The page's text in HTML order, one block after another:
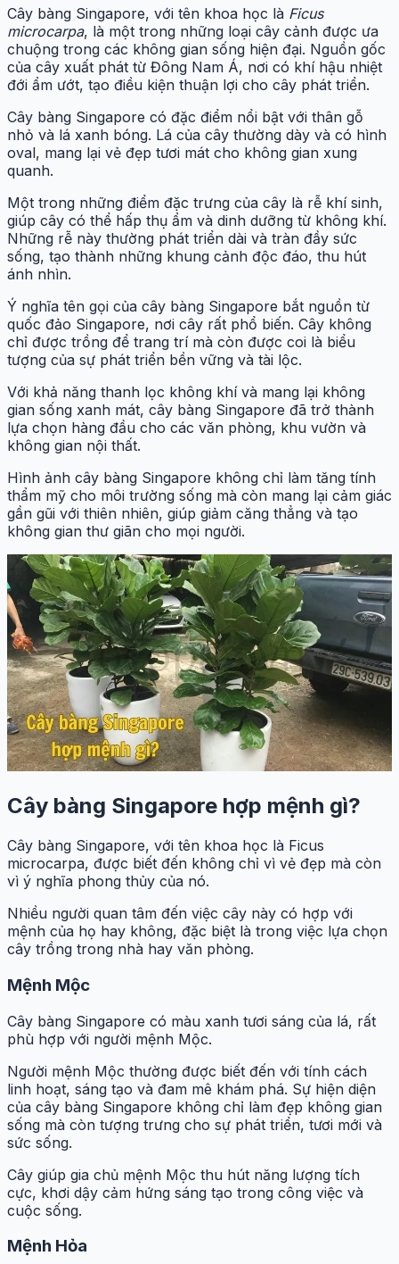
Cây bàng Singapore, với tên khoa học là Ficus
microcarpa, là một trong những loại cây cảnh được ưa
chuộng trong các không gian sống hiện đại. Nguồn gốc
của cây xuất phát từ Đông Nam Á, nơi có khí hậu nhiệt
đới ẩm ướt, tạo điều kiện thuận lợi cho cây phát triển.
Cây bàng Singapore có đặc điểm nổi bật với thân gỗ
nhỏ và lá xanh bóng. Lá của cây thường dày và có hình
oval, mang lại vẻ đẹp tươi mát cho không gian xung
quanh.
Một trong những điểm đặc trưng của cây là rễ khí sinh,
giúp cây có thể hấp thụ ẩm và dinh dưỡng từ không khí.
Những rễ này thường phát triển dài và tràn đầy sức
sống, tạo thành những khung cảnh độc đáo, thu hút
ánh nhìn.
Ý nghĩa tên gọi của cây bàng Singapore bắt nguồn từ
quốc đảo Singapore, nơi cây rất phổ biến. Cây không
chỉ được trồng để trang trí mà còn được coi là biểu
tượng của sự phát triển bền vững và tài lộc.
Với khả năng thanh lọc không khí và mang lại không
gian sống xanh mát, cây bàng Singapore đã trở thành
lựa chọn hàng đầu cho các văn phòng, khu vườn và
không gian nội thất.
Hình ảnh cây bàng Singapore không chỉ làm tăng tính
thẩm mỹ cho môi trường sống mà còn mang lại cảm giác
gần gũi với thiên nhiên, giúp giảm căng thẳng và tạo
không gian thư giãn cho mọi người.
Cây bàng Singapore hợp mệnh gì?
Cây bàng Singapore, với tên khoa học là Ficus
microcarpa, được biết đến không chỉ vì vẻ đẹp mà còn
vì ý nghĩa phong thủy của nó.
Nhiều người quan tâm đến việc cây này có hợp với
mệnh của họ hay không, đặc biệt là trong việc lựa chọn
cây trồng trong nhà hay văn phòng.
Mệnh Mộc
Cây bàng Singapore có màu xanh tươi sáng của lá, rất
phù hợp với người mệnh Mộc.
Người mệnh Mộc thường được biết đến với tính cách
linh hoạt, sáng tạo và đam mê khám phá. Sự hiện diện
của cây bàng Singapore không chỉ làm đẹp không gian
sống mà còn tượng trưng cho sự phát triển, tươi mới và
sức sống.
Cây giúp gia chủ mệnh Mộc thu hút năng lượng tích
cực, khơi dậy cảm hứng sáng tạo trong công việc và
cuộc sống.
Mệnh Hỏa